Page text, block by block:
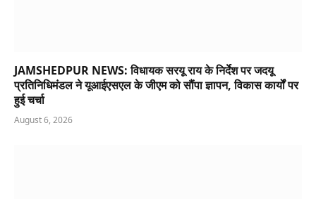
JAMSHEDPUR NEWS: विधायक सरयू राय के निर्देश पर जदयू
प्रतिनिधिमंडल ने यूआईएसएल के जीएम को सौंपा ज्ञापन, विकास कार्यों पर
हुई चर्चा
August 6, 2026